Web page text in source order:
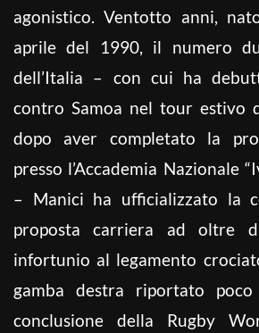
agonistico. Ventotto anni,
aprile del 1990, il numero
dell’Italia – con cui ha
contro Samoa nel tour estivo
dopo aver completato la
presso l’Accademia Nazionale
– Manici ha ufficializzato la
proposta carriera ad oltre
infortunio al legamento
gamba destra riportato
conclusione della Rugby